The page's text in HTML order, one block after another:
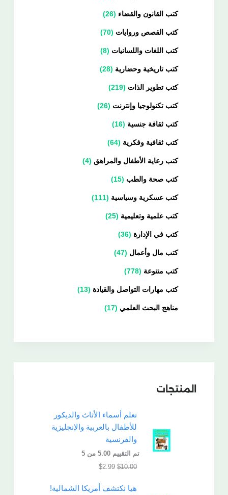
كتب القانون والقضاء 26
كتب القصص وروايات 70
كتب اللغات واللسانيات 8
كتب تاريخية وحضارية 28
كتب تطوير الذات 219
كتب تكنولوجيا وإنترنت 26
كتب ثقافة جنسية 16
كتب ثقافية وفكرية 64
كتب رعاية الأطفال والمراهق 4
كتب صحة والطب 15
كتب عسكرية وسياسية 111
كتب علمية وتعليمية 25
كتب في الإدارة 36
كتب مال وأعمال 47
كتب متنوعة 778
كتب مهارات التواصل والقيادة 13
مناهج البحث العلمي 17
المنتجات
تعلم أسماء الأثاث والديكور
للأطفال بالعربية والإنجليزية
والفرنسية
تم التقييم 5.00من 5
$10.00
$2.99
هيا نكتشف أمريكا الشمالية!